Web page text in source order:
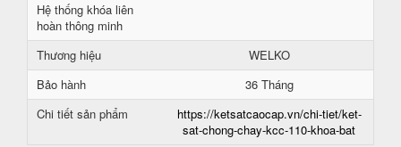
Hệ thống khóa liên
hoàn thông minh
Thương hiệu
WELKO
Bảo hành
36 Tháng
Chi tiết sản phẩm
https://ketsatcaocap.vn/chi-tiet/ket-
sat-chong-chay-kcc-110-khoa-bat